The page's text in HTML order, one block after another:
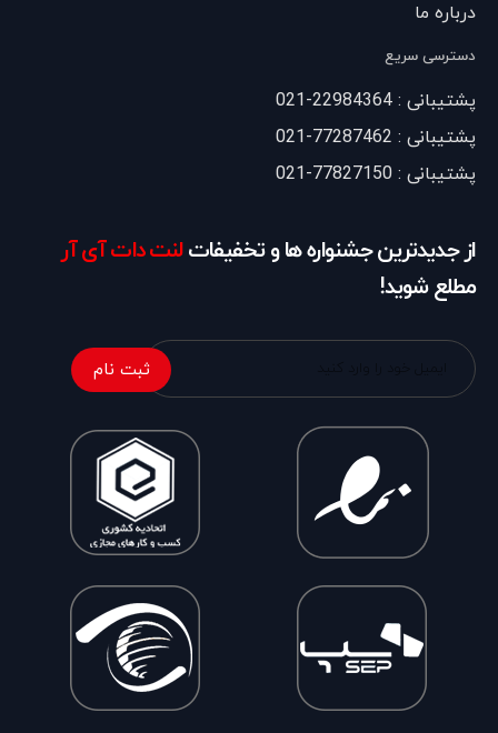
درباره ما
دسترسی سریع
پشتیبانی : 22984364-021
پشتیبانی : 77287462-021
پشتیبانی : 77827150-021
از جدیدترین جشنواره ها و تخفیفاتلنت دات آی آر
مطلع شوید!
ثبت نام